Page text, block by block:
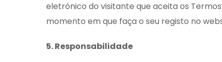
eletrónico do visitante que aceita os
momento em que faça o seu registo no
5. Responsabilidade